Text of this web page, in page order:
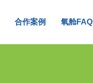
合作案例 氧舱FAQ